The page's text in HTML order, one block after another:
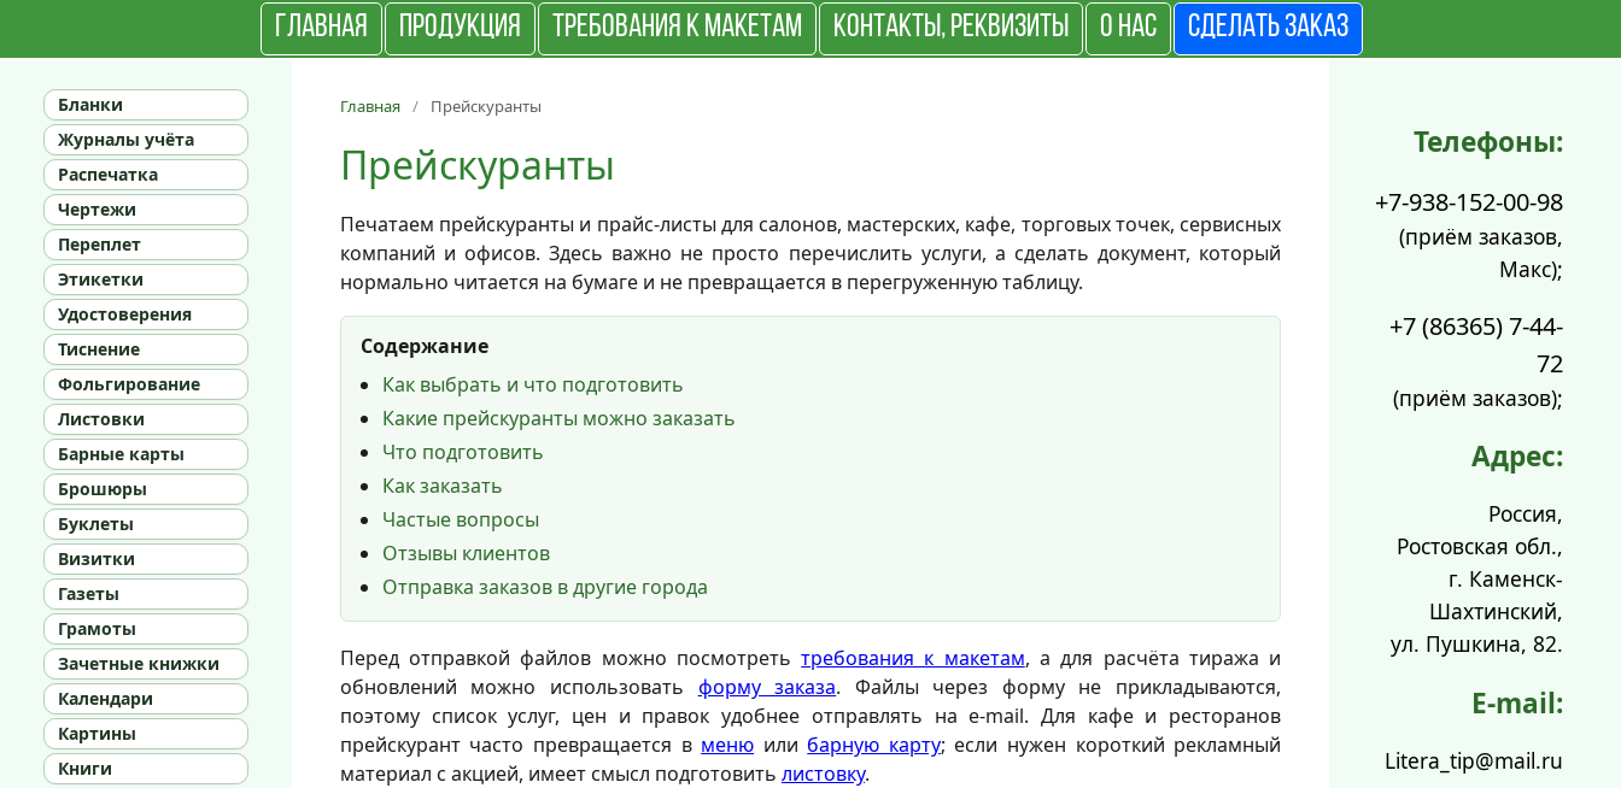
ГЛАВНАЯ ПРОДУКЦИЯ ТРЕБОВАНИЯ К МАКЕТАМ КОНТАКТЫ, РЕКВИЗИТЫ О НАС СДЕЛАТЬ ЗАКАЗ
Бланки
Журналы учёта
Распечатка
Чертежи
Переплет
Этикетки
Удостоверения
Тиснение
Фольгирование
Листовки
Барные карты
Брошюры
Буклеты
Визитки
Газеты
Грамоты
Зачетные книжки
Календари
Картины
Книги
Главная Прейскуранты
Прейскуранты
Печатаем прейскуранты и прайс-листы для салонов, мастерских, кафе, торговых точек, сервисных
компаний и офисов. Здесь важно не просто перечислить услуги, а сделать документ, который
нормально читается на бумаге и не превращается в перегруженную таблицу.
Содержание
Как выбрать и что подготовить
Какие прейскуранты можно заказать
Что подготовить
Как заказать
Частые вопросы
Отзывы клиентов
Отправка заказов в другие города
Перед отправкой файлов можно посмотретьтребования к макетам, а для расчёта тиража и
обновлений можно использовать форму заказа. Файлы через форму не прикладываются,
поэтому список услуг, цен и правок удобнее отправлять на e-mail. Для кафе и ресторанов
прейскурант часто превращается в меню или барную карту; если нужен короткий рекламный
материал с акцией, имеет смысл подготовить листовку.
Телефоны:
+7-938-152-00-98
(приём заказов,
Макс);
+7 (86365) 7-44-
72
(приём заказов);
Адрес:
Россия,
Ростовская обл.,
г. Каменск-
Шахтинский,
ул. Пушкина, 82.
E-mail:
Litera_tip@mail.ru